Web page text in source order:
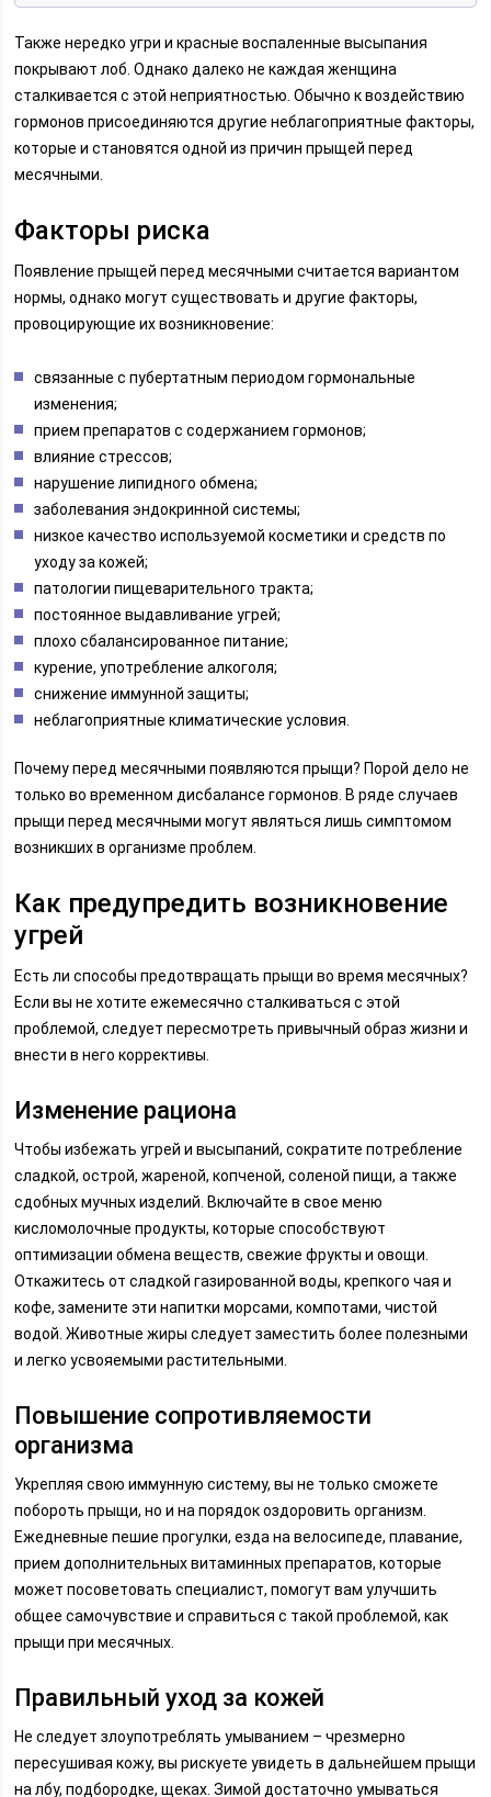
Также нередко угри и красные воспаленные высыпания
покрывают лоб. Однако далеко не каждая женщина
сталкивается с этой неприятностью. Обычно к воздействию
гормонов присоединяются другие неблагоприятные факторы,
которые и становятся одной из причин прыщей перед
месячными.
Факторы риска
Появление прыщей перед месячными считается вариантом
нормы, однако могут существовать и другие факторы,
провоцирующие их возникновение:
связанные с пубертатным периодом гормональные
изменения;
прием препаратов с содержанием гормонов;
влияние стрессов;
нарушение липидного обмена;
заболевания эндокринной системы;
низкое качество используемой косметики и средств по
уходу за кожей;
патологии пищеварительного тракта;
постоянное выдавливание угрей;
плохо сбалансированное питание;
курение, употребление алкоголя;
снижение иммунной защиты;
неблагоприятные климатические условия.
Почему перед месячными появляются прыщи? Порой дело не
только во временном дисбалансе гормонов. В ряде случаев
прыщи перед месячными могут являться лишь симптомом
возникших в организме проблем.
Как предупредить возникновение
угрей
Есть ли способы предотвращать прыщи во время месячных?
Если вы не хотите ежемесячно сталкиваться с этой
проблемой, следует пересмотреть привычный образ жизни и
внести в него коррективы.
Изменение рациона
Чтобы избежать угрей и высыпаний, сократите потребление
сладкой, острой, жареной, копченой, соленой пищи, а также
сдобных мучных изделий. Включайте в свое меню
кисломолочные продукты, которые способствуют
оптимизации обмена веществ, свежие фрукты и овощи.
Откажитесь от сладкой газированной воды, крепкого чая и
кофе, замените эти напитки морсами, компотами, чистой
водой. Животные жиры следует заместить более полезными
и легко усвояемыми растительными.
Повышение сопротивляемости
организма
Укрепляя свою иммунную систему, вы не только сможете
побороть прыщи, но и на порядок оздоровить организм.
Ежедневные пешие прогулки, езда на велосипеде, плавание,
прием дополнительных витаминных препаратов, которые
может посоветовать специалист, помогут вам улучшить
общее самочувствие и справиться с такой проблемой, как
прыщи при месячных.
Правильный уход за кожей
Не следует злоупотреблять умыванием – чрезмерно
пересушивая кожу, вы рискуете увидеть в дальнейшем прыщи
на лбу, подбородке, щеках. Зимой достаточно умываться